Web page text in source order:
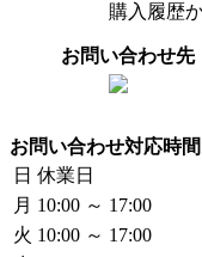
購入履歴
お問い合わせ先
お問い合わせ対応時間
日 休業日
月 10:00 ～ 17:00
火 10:00 ～ 17:00